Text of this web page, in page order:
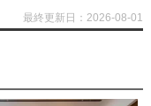
最終更新日：2026-08-01